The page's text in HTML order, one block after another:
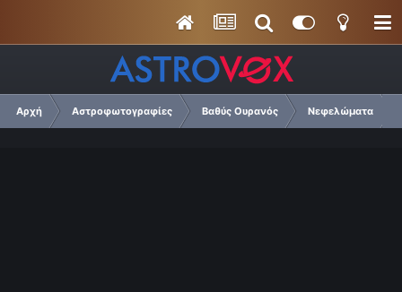
Αρχή Αστροφωτογραφίες Βαθύς Ουρανός Νεφελώματα